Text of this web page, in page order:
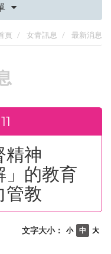
頁 女青訊息 最新消息
11
精神
」的教育
管教
大
中
小
文字大小：